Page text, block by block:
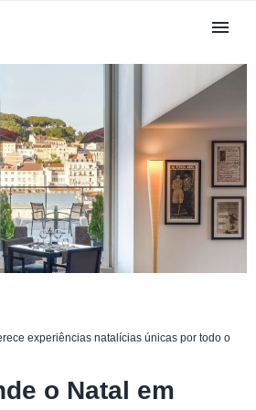
experiências natalícias únicas por todo o
o Natal em